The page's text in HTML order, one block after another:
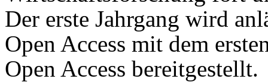
Der erste Jahrgang wird
Open Access mit dem
Open Access bereitgestellt.